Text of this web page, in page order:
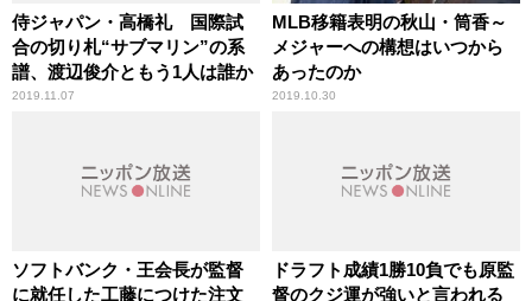
侍ジャパン・高橋礼 国際試
合の切り札“サブマリン”の系
譜、渡辺俊介ともう1人は誰か
2019.11.07
MLB移籍表明の秋山・筒香～
メジャーへの構想はいつから
あったのか
2019.10.30
ソフトバンク・王会長が監督
に就任した工藤につけた注文
ドラフト成績1勝10負でも原監
督のクジ運が強いと言われる